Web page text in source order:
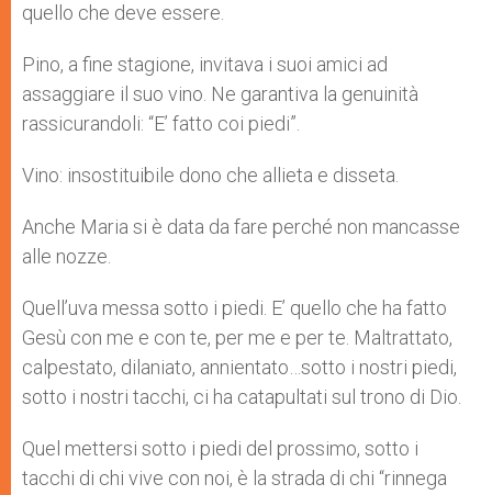
quello che deve essere.
Pino, a fine stagione, invitava i suoi amici ad
assaggiare il suo vino. Ne garantiva la genuinità
rassicurandoli: “E’ fatto coi piedi”.
Vino: insostituibile dono che allieta e disseta.
Anche Maria si è data da fare perché non mancasse
alle nozze.
Quell’uva messa sotto i piedi. E’ quello che ha fatto
Gesù con me e con te, per me e per te. Maltrattato,
calpestato, dilaniato, annientato…sotto i nostri piedi,
sotto i nostri tacchi, ci ha catapultati sul trono di Dio.
Quel mettersi sotto i piedi del prossimo, sotto i
tacchi di chi vive con noi, è la strada di chi “rinnega